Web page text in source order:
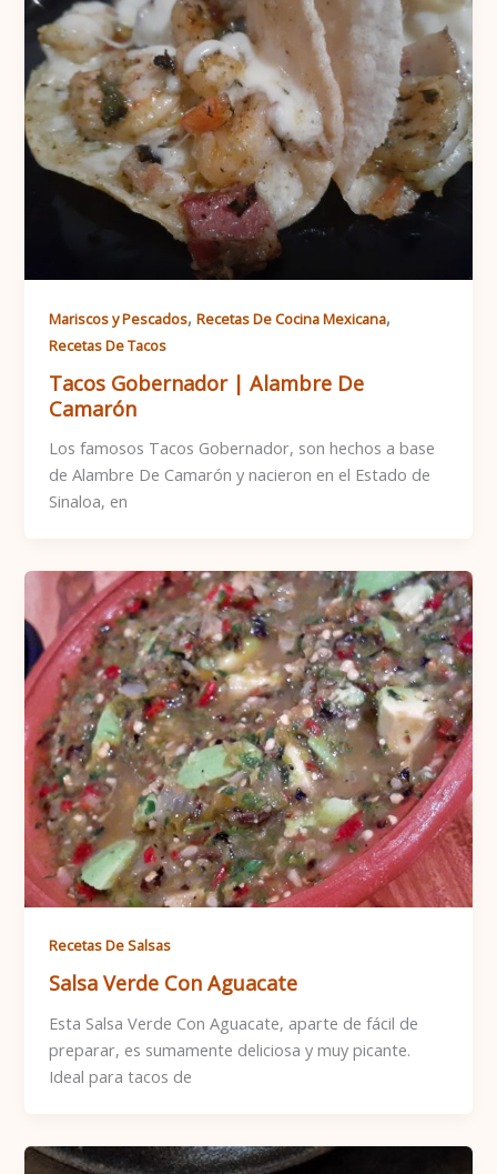
Mariscos y Pescados,Recetas De Cocina Mexicana,
Recetas De Tacos
Tacos Gobernador | Alambre De
Camarón
Los famosos Tacos Gobernador, son hechos a base
de Alambre De Camarón y nacieron en el Estado de
Sinaloa, en
Recetas De Salsas
Salsa Verde Con Aguacate
Esta Salsa Verde Con Aguacate, aparte de fácil de
preparar, es sumamente deliciosa y muy picante.
Ideal para tacos de